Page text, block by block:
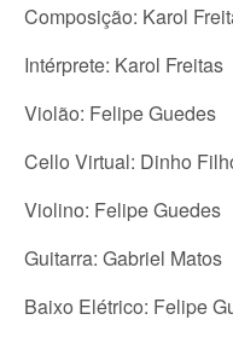
Composição: Karol
Intérprete: Karol Freitas
Violão: Felipe Guedes
Cello Virtual: Dinho
Violino: Felipe Guedes
Guitarra: Gabriel Matos
Baixo Elétrico: Felipe